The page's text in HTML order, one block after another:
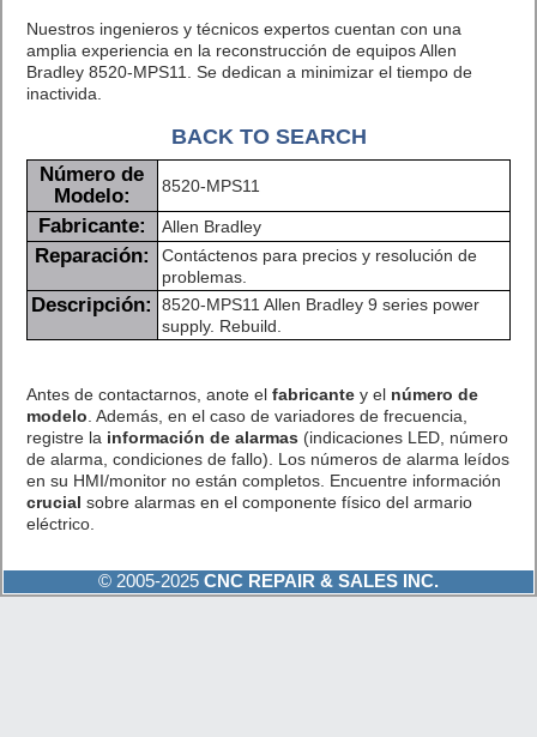
Nuestros ingenieros y técnicos expertos cuentan con una
amplia experiencia en la reconstrucción de equipos Allen
Bradley 8520-MPS11. Se dedican a minimizar el tiempo de
inactivida.
BACK TO SEARCH
Número de
Modelo:
8520-MPS11
Fabricante: Allen Bradley
Reparación:
Contáctenos para precios y resolución de
problemas.
Descripción:
8520-MPS11 Allen Bradley 9 series power
supply. Rebuild.
Antes de contactarnos, anote el fabricantey el número de
modelo . Además, en el caso de variadores de frecuencia,
registre la información de alarmas (indicaciones LED, número
de alarma, condiciones de fallo). Los números de alarma leídos
en su HMI/monitor no están completos. Encuentre información
crucial sobre alarmas en el componente físico del armario
eléctrico.
© 2005-2025 CNC REPAIR & SALES INC.